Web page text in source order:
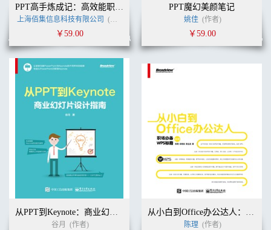
任务1 痕迹清扫——用模板不被发现 / 99
1.1 模板信息的大本营——幻灯片母版 / 100
1.2 将公司Logo毫无违和感地融入模板 / 102
任务2 门面装扮——封面页和目录页 / 107
2.1 封面页：模板标题、副标题字数与实际不匹配的处理办法 / 108
2.2 目录页：模板目录项个数与实际不匹配的处理办法 / 110
任务3 图片处理——将模板图片完美替换 / 116
3.1 模板图片与实际图片大小不匹配的处理办法 / 116
3.2 拓展内容：图片选择三原则 / 123
3.3 拓展内容：免费美图网站大搜罗 / 123
3.4 拓展内容：以图搜图，找到质量最好的图片 / 123
3.5 拓展内容：增加时髦度，制作不规则形状图片 / 123
3.6 拓展内容：视线焦点，快速打造拟物化图片 / 123
3.7 拓展内容：修掉不和谐的图片背景 / 123
3.8 拓展内容：让同一页幻灯片上的多张图片和谐共处 / 123
任务4 图表处理——用图表优雅地展示数据 / 124
4.1 修改模板图表数据以匹配实际情况 / 124
4.2 拓展内容：图表选择二原则 / 126
PPT高手炼成记：高效能职场PPT修炼之道
上海佰集信息科技有限公司 (作者)
￥59.00
PPT魔幻美颜笔记
姚佳 (作者)
￥59.00
从PPT到Keynote：商业幻灯片设计指南
谷月 (作者)
从小白到Office办公达人：职场必备WPS秘籍（全彩）
陈理 (作者)